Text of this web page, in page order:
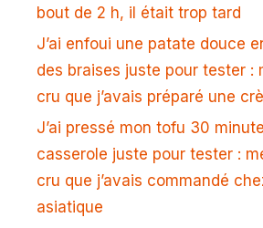
bout de 2 h, il était trop tard
J’ai enfoui une patate douce
des braises juste pour tester :
cru que j’avais préparé une
J’ai pressé mon tofu 30
casserole juste pour tester :
cru que j’avais commandé
asiatique